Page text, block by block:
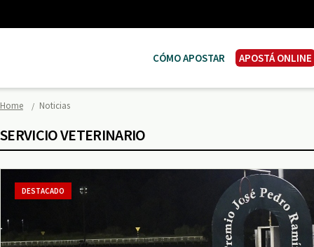
CÓMO APOSTAR APOSTÁ ONLINE
Home Noticias
SERVICIO VETERINARIO
DESTACADO